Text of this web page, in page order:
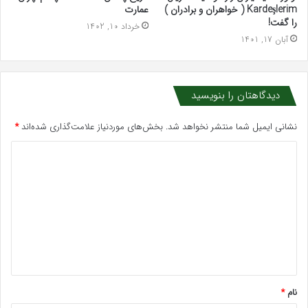
Kardeşlerim ( خواهران و برادران )
را گفت!
آبان 17, 1401
عمارت
خرداد 10, 1402
دیدگاهتان را بنویسید
نشانی ایمیل شما منتشر نخواهد شد. بخش‌های موردنیاز علامت‌گذاری شده‌اند*
*
نام*